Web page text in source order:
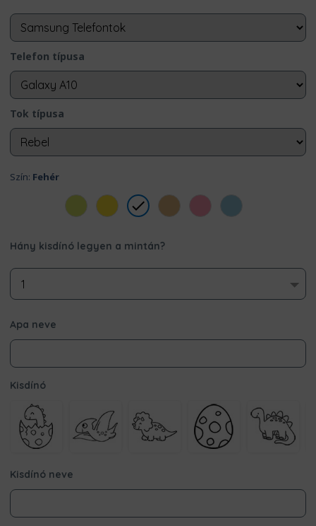
Telefon típusa
Tok típusa
Szín: Fehér
Hány kisdínó legyen a mintán?
Apa neve
Kisdínó
Kisdínó neve